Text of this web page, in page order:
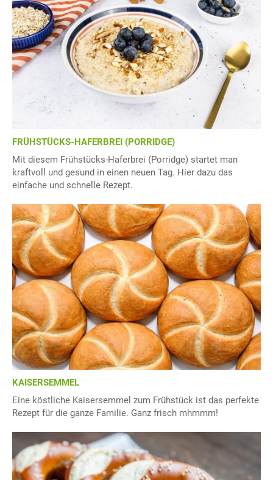
FRÜHSTÜCKS-HAFERBREI (PORRIDGE)
Mit diesem Frühstücks-Haferbrei (Porridge) startet man
kraftvoll und gesund in einen neuen Tag. Hier dazu das
einfache und schnelle Rezept.
KAISERSEMMEL
Eine köstliche Kaisersemmel zum Frühstück ist das perfekte
Rezept für die ganze Familie. Ganz frisch mhmmm!